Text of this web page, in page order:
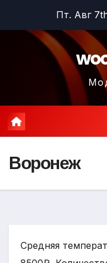
содержимому
Пт. Авг
Воронеж
Средняя